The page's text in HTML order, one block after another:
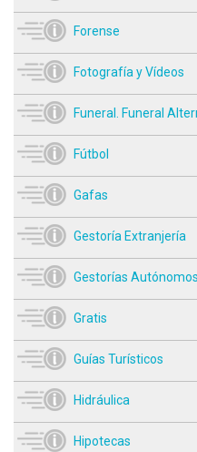
Forense
Fotografía y Vídeos
Funeral. Funeral
Fútbol
Gafas
Gestoría Extranjería
Gestorías Autónomos
Gratis
Guías Turísticos
Hidráulica
Hipotecas